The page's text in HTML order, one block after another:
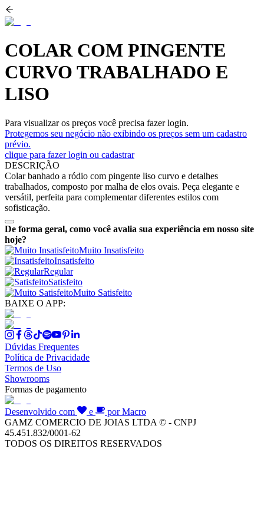
COLAR COM PINGENTE
CURVO TRABALHADO E
LISO
Para visualizar os preços você precisa fazer login.
Protegemos seu negócio não exibindo os preços sem um cadastro
prévio.
clique para fazer login ou cadastrar
DESCRIÇÃO
Colar banhado a ródio com pingente liso curvo e detalhes
trabalhados, composto por malha de elos ovais. Peça elegante e
versátil, perfeita para complementar diferentes estilos com
sofisticação.
De forma geral, como você avalia sua experiência em nosso site
hoje?
Muito Insatisfeito
Insatisfeito
Regular
Satisfeito
Muito Satisfeito
BAIXE O APP:
Dúvidas Frequentes
Política de Privacidade
Termos de Uso
Showrooms
Formas de pagamento
Desenvolvido com e
por Macro
GAMZ COMERCIO DE JOIAS LTDA © - CNPJ
45.451.832/0001-62
TODOS OS DIREITOS RESERVADOS